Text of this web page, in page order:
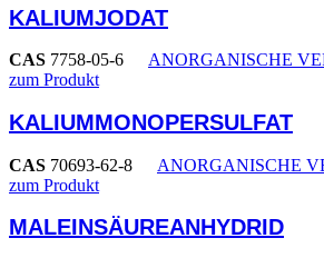
KALIUMJODAT
CAS 7758-05-6
ANORGANISCHE
zum Produkt
KALIUMMONOPERSULFAT
CAS 70693-62-8
ANORGANISCHE
zum Produkt
MALEINSÄUREANHYDRID